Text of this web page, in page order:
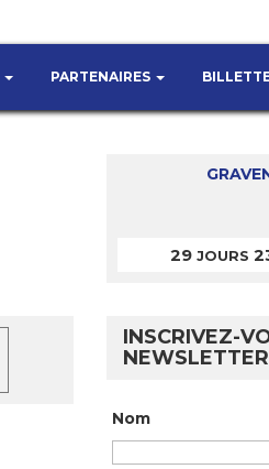
PARTENAIRES
29 JOURS
INSCRIVEZ-
Nom